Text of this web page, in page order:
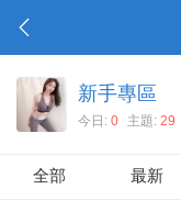
新手專區
今日: 0 主題: 29
全部 最新